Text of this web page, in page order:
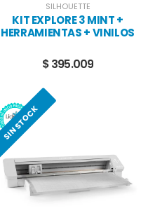
SILHOUETTE
KIT EXPLORE 3 MINT +
HERRAMIENTAS + VINILOS
$ 395.009
SIN STOCK